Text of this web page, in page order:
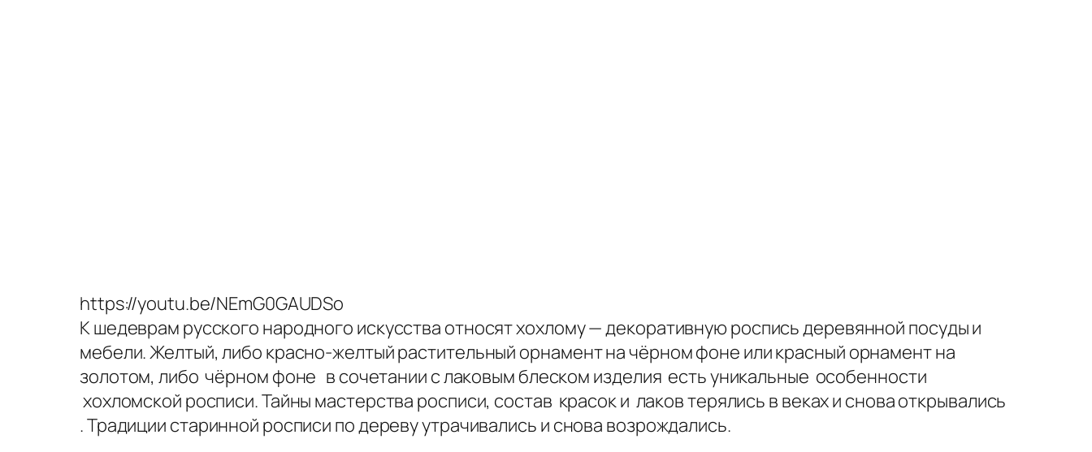
https://youtu.be/NEmG0GAUDSo
К шедеврам русского народного искусства относят хохлому — декоративную роспись деревянной посуды и
мебели. Желтый, либо красно-желтый растительный орнамент на чёрном фоне или красный орнамент на
золотом, либо чёрном фоне в сочетании с лаковым блеском изделия есть уникальные особенности
хохломской росписи. Тайны мастерства росписи, состав красок и лаков терялись в веках и снова открывались
. Традиции старинной росписи по дереву утрачивались и снова возрождались.